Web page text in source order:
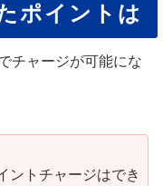
ポイントは
チャージが可能にな
ントチャージはでき